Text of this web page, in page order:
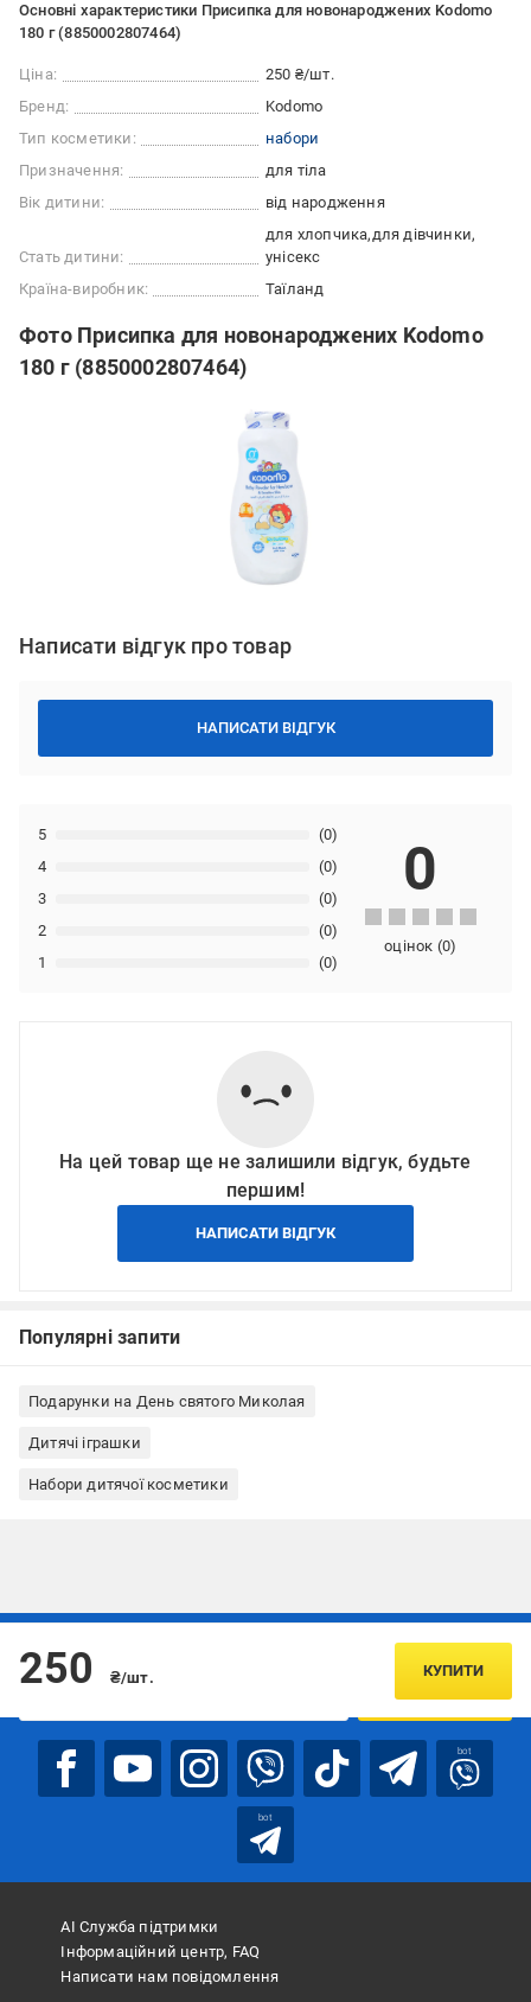
Основні характеристики Присипка для новонароджених Kodomo
180 г (8850002807464)
Ціна:
250 ₴/шт.
Бренд:
Kodomo
Тип косметики:
набори
Призначення:
для тіла
Вік дитини:
від народження
Стать дитини:
для хлопчика для дівчинки
унісекс
Країна-виробник:
Таїланд
Фото Присипка для новонароджених Kodomo
180 г (8850002807464)
Написати відгук про товар
НАПИСАТИ ВІДГУК
1 (0)
2 (0)
3 (0)
4 (0)
5 (0)
0
оцінок (0)
На цей товар ще не залишили відгук, будьте
першим!
НАПИСАТИ ВІДГУК
Популярні запити
Подарунки на День святого Миколая
Дитячі іграшки
Набори дитячої косметики
250 ₴/шт. КУПИТИ
Підписуйтесь, щоб дізнаватись першим про акції та пропозиції
ПІДПИСАТИСЯ
bot
bot
АІ Служба підтримки
Інформаційний центр, FAQ
Написати нам повідомлення